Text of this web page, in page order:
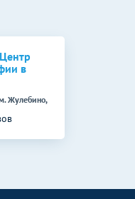
в
Жулебино,